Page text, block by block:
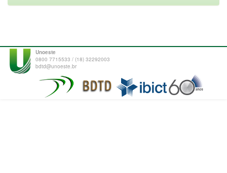
Unoeste
0800 7715533 / (18) 32292003
bdtd@unoeste.br